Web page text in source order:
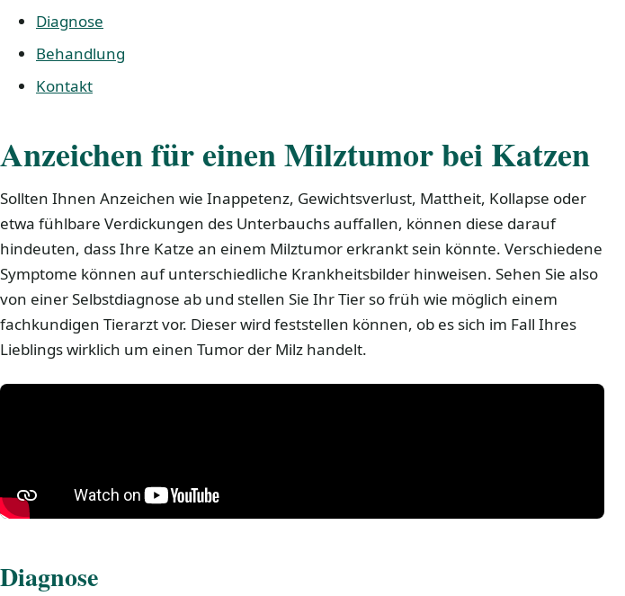
Diagnose
Behandlung
Kontakt
Anzeichen für einen Milztumor bei Katzen
Sollten Ihnen Anzeichen wie Inappetenz, Gewichtsverlust, Mattheit, Kollapse oder
etwa fühlbare Verdickungen des Unterbauchs auffallen, können diese darauf
hindeuten, dass Ihre Katze an einem Milztumor erkrankt sein könnte. Verschiedene
Symptome können auf unterschiedliche Krankheitsbilder hinweisen. Sehen Sie also
von einer Selbstdiagnose ab und stellen Sie Ihr Tier so früh wie möglich einem
fachkundigen Tierarzt vor. Dieser wird feststellen können, ob es sich im Fall Ihres
Lieblings wirklich um einen Tumor der Milz handelt.
Diagnose